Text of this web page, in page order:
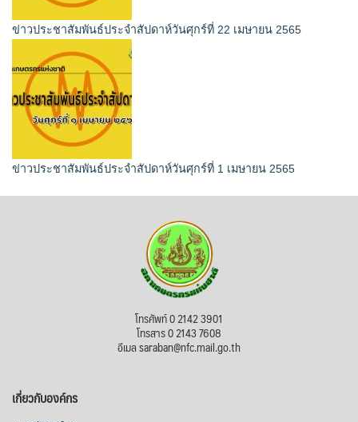
ข่าวประชาสัมพันธ์ประจำสัปดาห์วันศุกร์ที่ 22 เมษายน 2565
ข่าวประชาสัมพันธ์ประจำสัปดาห์วันศุกร์ที่ 1 เมษายน 2565
โทรศัพท์ 0 2142 3901
โทรสาร 0 2143 7608
อีเมล saraban@nfc.mail.go.th
เกี่ยวกับองค์กร